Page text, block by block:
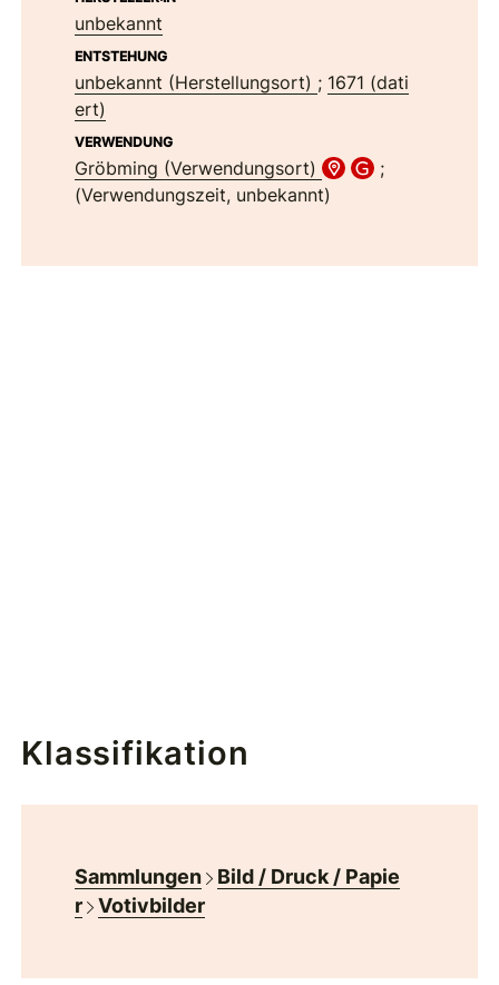
unbekannt
ENTSTEHUNG
unbekannt (Herstellungsort) ; 1671 (dati
ert)
VERWENDUNG
Gröbming (Verwendungsort)
;
(Verwendungszeit, unbekannt)
Klassifikation
Sammlungen
Bild / Druck / Papie
r
Votivbilder